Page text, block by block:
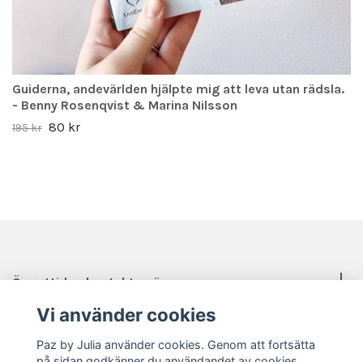
Guiderna, andevärlden hjälpte mig att leva utan rädsla.
- Benny Rosenqvist & Marina Nilsson
195 kr 80 kr
Öppettider, kontakt, mässor mm.
Vi använder cookies
Paz by Julia använder cookies. Genom att fortsätta